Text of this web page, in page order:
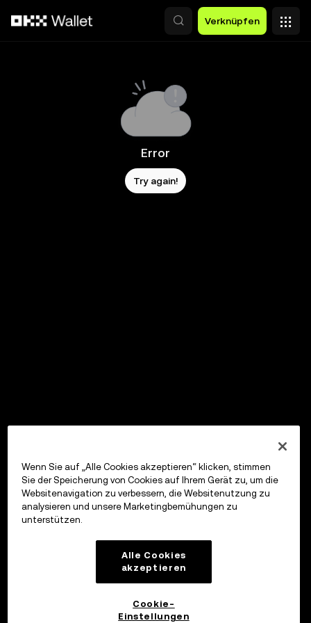
Verknüpfen
Error
Try again!
Wenn Sie auf „Alle Cookies akzeptieren“ klicken, stimmen
Sie der Speicherung von Cookies auf Ihrem Gerät zu, um die
Websitenavigation zu verbessern, die Websitenutzung zu
analysieren und unsere Marketingbemühungen zu
unterstützen.
Alle Cookies
akzeptieren
Cookie-
Einstellungen